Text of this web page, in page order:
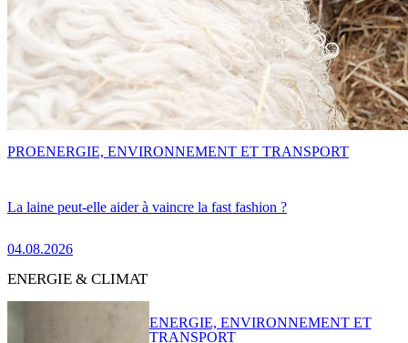
La laine peut-elle aider à vaincre la fast fashion ?
04.08.2026
PROENERGIE, ENVIRONNEMENT ET TRANSPORT
ENERGIE & CLIMAT
ENERGIE, ENVIRONNEMENT ET
TRANSPORT